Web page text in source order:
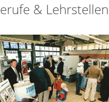
& Lehrstellen